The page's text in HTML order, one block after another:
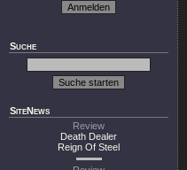
Suche
SiteNews
Review
Death Dealer
Reign Of Steel